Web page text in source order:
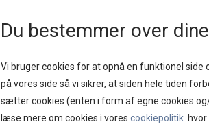
Du bestemmer over
Vi bruger cookies for at opnå en funktionel
på vores side så vi sikrer, at siden hele tiden
sætter cookies (enten i form af egne cookies
læse mere om cookies i vores cookiepolitik
NYHEDER SALE